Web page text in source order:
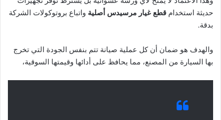
حديثة استخدام قطع غيار مرسيدس أصلية واتباع بروتوكولات الشركة
بدقة.
والهدف هو ضمان أن كل عملية صيانة تتم بنفس الجودة التي تخرج
بها السيارة من المصنع، مما يحافظ على أدائها وقيمتها السوقية،